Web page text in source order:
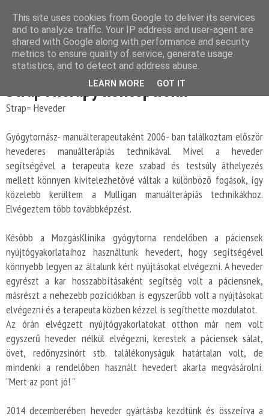
2017. június 26., hétfő
StrapTherapy koncepciónk
Strap= Heveder
Gyógytornász- manuálterapeutaként 2006- ban találkoztam először
hevederes manuálterápiás technikával. Mivel a heveder
segítségével a terapeuta keze szabad és testsúly áthelyezés
mellett könnyen kivitelezhetővé váltak a különböző fogások, így
közelebb kerültem a Mulligan manuálterápiás technikákhoz.
Elvégeztem több továbbképzést.
Később a MozgásKlinika gyógytorna rendelőben a páciensek
nyújtógyakorlataihoz használtunk hevedert, hogy segítségével
könnyebb legyen az általunk kért nyújtásokat elvégezni. A heveder
egyrészt a kar hosszabbításaként segítség volt a páciensnek,
másrészt a nehezebb pozíciókban is egyszerűbb volt a nyújtásokat
elvégezni és a terapeuta közben kézzel is segíthette mozdulatot.
Az órán elvégzett nyújtógyakorlatokat otthon már nem volt
egyszerű heveder nélkül elvégezni, kerestek a páciensek sálat,
övet, redőnyzsinórt stb. találékonyságuk határtalan volt, de
mindenki a rendelőben használt hevedert akarta megvásárolni.
"Mert az pont jó! "
2014 decemberében heveder gyártásba kezdtünk és összeírva a
This site uses cookies from Google to deliver its services
and to analyze traffic. Your IP address and user-agent are
shared with Google along with performance and security
metrics to ensure quality of service, generate usage
statistics, and to detect and address abuse.
LEARN MORE GOT IT